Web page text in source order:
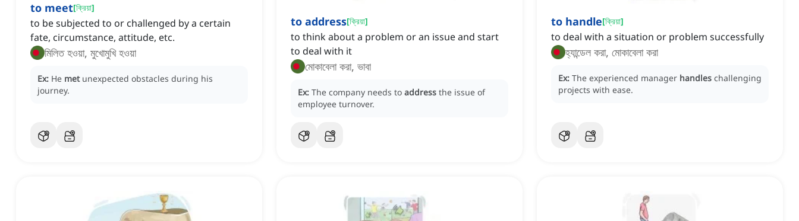
to meet[ক্রিয়া]
to be subjected to or challenged by a certain
fate, circumstance, attitude, etc.
মিলিত হওয়া, মুখোমুখি হওয়া
Ex: He met unexpected obstacles during his
journey.
to address[ক্রিয়া]
to think about a problem or an issue and start
to deal with it
মোকাবেলা করা, ভাবা
Ex: The company needs to address the issue of
employee turnover.
to handle[ক্রিয়া]
to deal with a situation or problem successfully
হ্যান্ডেল করা, মোকাবেলা করা
Ex: The experienced manager handles challenging
projects with ease.